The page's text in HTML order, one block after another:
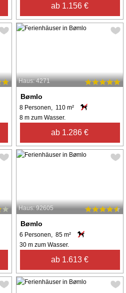
ab 1.156 €
Haus: 4271
Bømlo
8 Personen, 110 m²
8 m zum Wasser.
ab 1.286 €
Haus: 92605
Bømlo
6 Personen, 85 m²
30 m zum Wasser.
ab 1.613 €